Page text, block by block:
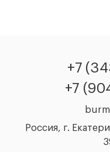
+7
+7
Россия, г.